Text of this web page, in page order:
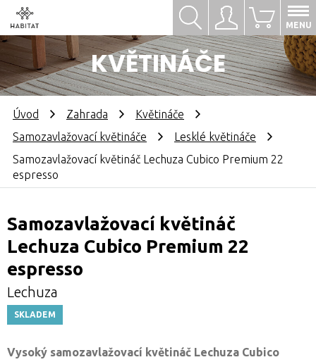
Přihlásit se
KVĚTINÁČE
0
MENU
Hledat
Úvod Zahrada
Květináče
Samozavlažovací květináče
Lesklé květináče
Samozavlažovací květináč Lechuza Cubico Premium 22
espresso
Samozavlažovací květináč
Lechuza Cubico Premium 22
espresso
Lechuza
SKLADEM
Vysoký samozavlažovací květináč Lechuza Cubico